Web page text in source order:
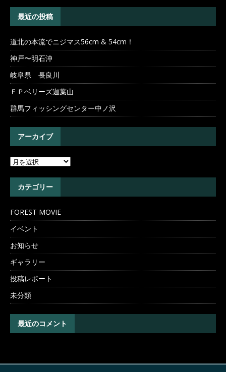
最近の投稿
道北の本流でニジマス56cm & 54cm！
神戸〜明石沖
岐阜県 長良川
ＦＰベリーズ迦葉山
群馬フィッシングセンター中ノ沢
アーカイブ
カテゴリー
FOREST MOVIE
イベント
お知らせ
ギャラリー
投稿レポート
未分類
最近のコメント